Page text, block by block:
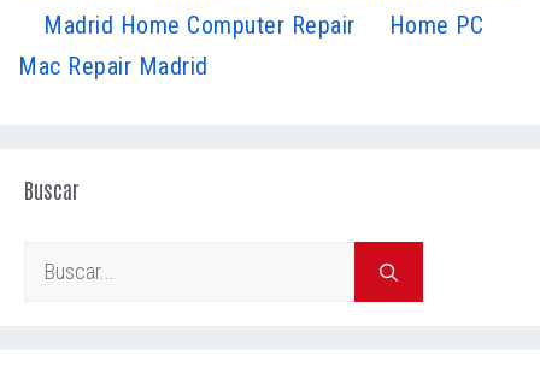
Madrid Home Computer Repair
Home PC
Mac Repair Madrid
Buscar